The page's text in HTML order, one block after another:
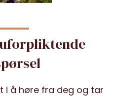
uforpliktende
i å høre fra deg og tar